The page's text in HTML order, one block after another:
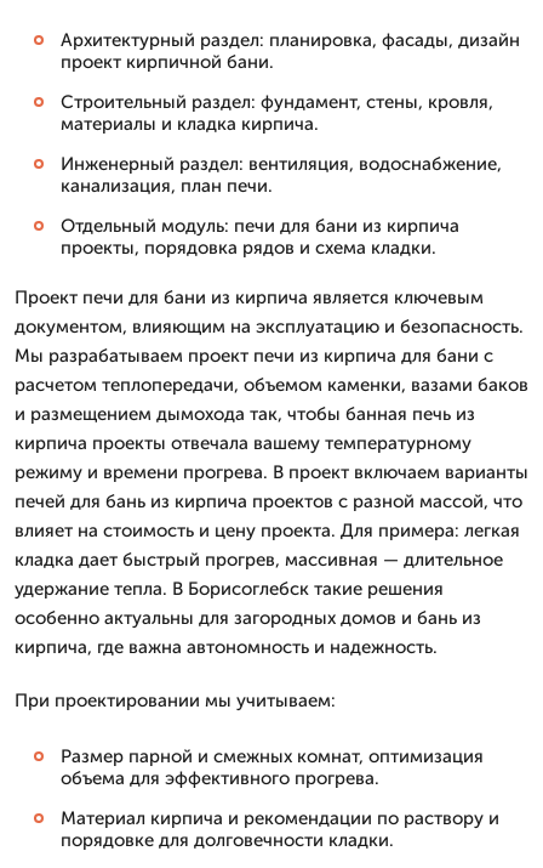
Архитектурный раздел: планировка, фасады, дизайн
проект кирпичной бани.
Строительный раздел: фундамент, стены, кровля,
материалы и кладка кирпича.
Инженерный раздел: вентиляция, водоснабжение,
канализация, план печи.
Отдельный модуль: печи для бани из кирпича
проекты, порядовка рядов и схема кладки.
Проект печи для бани из кирпича является ключевым
документом, влияющим на эксплуатацию и безопасность.
Мы разрабатываем проект печи из кирпича для бани с
расчетом теплопередачи, объемом каменки, вазами баков
и размещением дымохода так, чтобы банная печь из
кирпича проекты отвечала вашему температурному
режиму и времени прогрева. В проект включаем варианты
печей для бань из кирпича проектов с разной массой, что
влияет на стоимость и цену проекта. Для примера: легкая
кладка дает быстрый прогрев, массивная — длительное
удержание тепла. В Борисоглебск такие решения
особенно актуальны для загородных домов и бань из
кирпича, где важна автономность и надежность.
При проектировании мы учитываем:
Размер парной и смежных комнат, оптимизация
объема для эффективного прогрева.
Материал кирпича и рекомендации по раствору и
порядовке для долговечности кладки.